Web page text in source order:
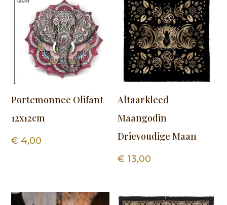
Portemonnee Olifant
12x12cm
€ 4,00
Altaarkleed
Maangodin
Drievoudige Maan
€ 13,00